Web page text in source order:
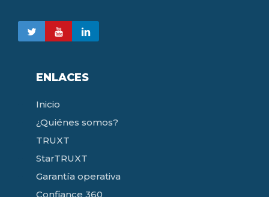
ENLACES
Inicio
¿Quiénes somos?
TRUXT
StarTRUXT
Garantía operativa
Confiance 360